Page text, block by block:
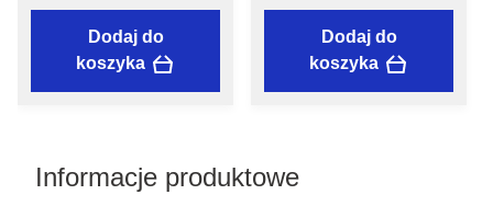
Dodaj do
koszyka
Dodaj do
koszyka
Informacje produktowe